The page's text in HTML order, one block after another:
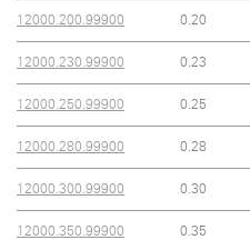
12000.200.99900 0.20
12000.230.99900 0.23
12000.250.99900 0.25
12000.280.99900 0.28
12000.300.99900 0.30
12000.350.99900 0.35